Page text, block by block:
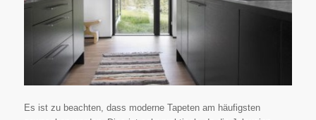
Es ist zu beachten, dass moderne Tapeten am häufigsten